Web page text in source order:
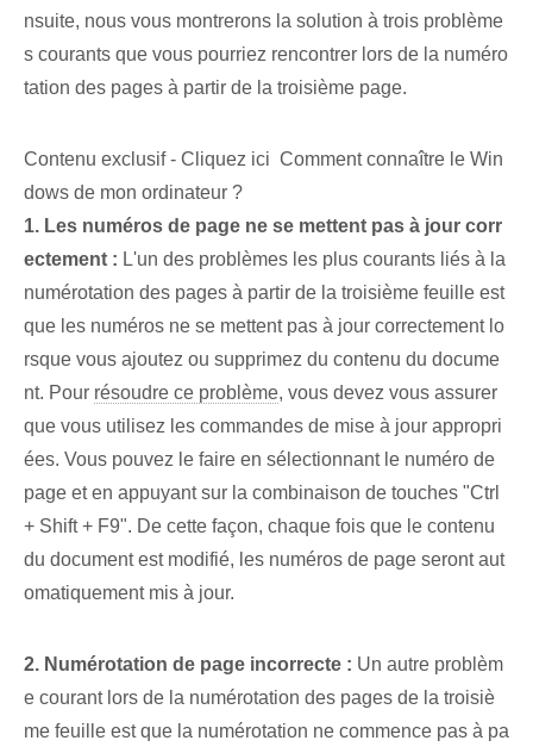
nsuite, nous vous montrerons la solution à trois problème
s courants que vous pourriez rencontrer lors de la numéro
tation des pages à partir de la troisième page.
Contenu exclusif - Cliquez ici Comment connaître le Win
dows de mon ordinateur ?
1. Les numéros de page ne se mettent pas à jour corr
ectement : L'un des problèmes les plus courants liés à la
numérotation des pages à partir de la troisième feuille est
que les numéros ne se mettent pas à jour correctement lo
rsque vous ajoutez ou supprimez du contenu du docume
nt. Pour résoudre ce problème, vous devez vous assurer
que vous utilisez les commandes de mise à jour appropri
ées. Vous pouvez le faire en sélectionnant le numéro de
page et en appuyant sur la combinaison de touches "Ctrl
+ Shift + F9". De cette façon, chaque fois que le contenu
du document est modifié, les numéros de page seront aut
omatiquement mis à jour.
2. Numérotation de page incorrecte : Un autre problèm
e courant lors de la numérotation des pages de la troisiè
me feuille est que la numérotation ne commence pas à pa